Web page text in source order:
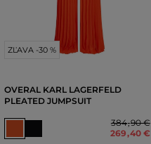
ZĽAVA -30 %
OVERAL KARL LAGERFELD
PLEATED JUMPSUIT
384,90 €
269,40 €